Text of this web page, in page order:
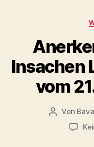
Insachen
vom
Von